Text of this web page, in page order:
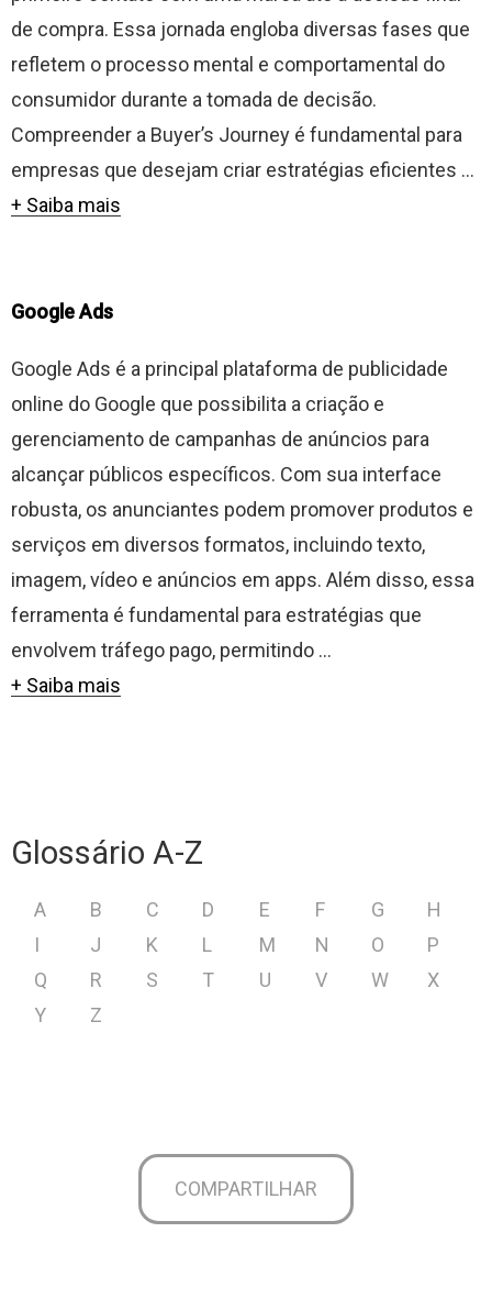
de compra. Essa jornada engloba diversas fases que
refletem o processo mental e comportamental do
consumidor durante a tomada de decisão.
Compreender a Buyer’s Journey é fundamental para
empresas que desejam criar estratégias eficientes ...
+ Saiba mais
Google Ads
Google Ads é a principal plataforma de publicidade
online do Google que possibilita a criação e
gerenciamento de campanhas de anúncios para
alcançar públicos específicos. Com sua interface
robusta, os anunciantes podem promover produtos e
serviços em diversos formatos, incluindo texto,
imagem, vídeo e anúncios em apps. Além disso, essa
ferramenta é fundamental para estratégias que
envolvem tráfego pago, permitindo ...
+ Saiba mais
Glossário A-Z
A B C D E F G
H
I
J K L M N O
P
Q
R S T U V W
X
Y
Z
COMPARTILHAR